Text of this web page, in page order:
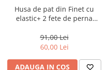
Husa de pat din Finet cu
elastic+ 2 fete de perna
91,00 Lei
60,00 Lei
ADAUGA IN COS